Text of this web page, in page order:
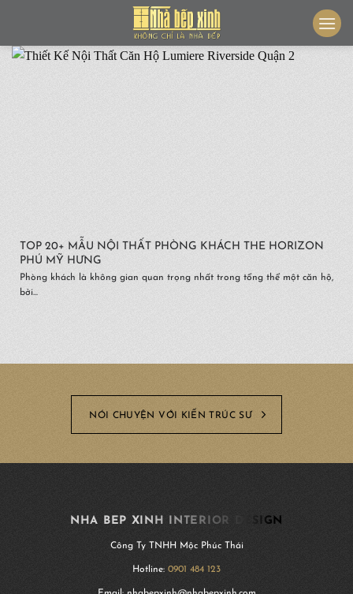
content
TOP 20+ MẪU NỘI THẤT PHÒNG KHÁCH THE HORIZON
PHÚ MỸ HƯNG
Phòng khách là không gian quan trọng nhất trong tổng thể một căn hộ,
bởi...
NÓI CHUYỆN VỚI KIẾN TRÚC SƯ
NHA BEP XINH INTERIOR DESIGN
Công Ty TNHH Mộc Phúc Thái
Hotline: 0901 484 123